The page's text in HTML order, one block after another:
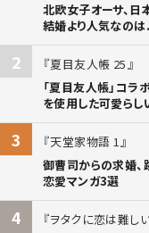
北欧女子オーサ、日
結婚より人気なの
2
夏目友人帳 25
「夏目友人帳」コラ
を使用した可愛らし
3
天堂家物語 1
御曹司からの求婚
恋愛マンガ3選
4
ヲタクに恋は難し